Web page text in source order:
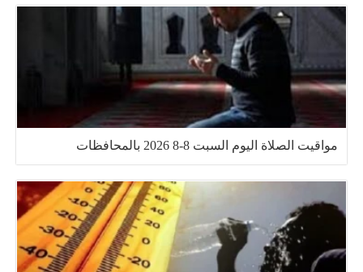
مواقيت الصلاة اليوم السبت 8-8 2026 بالمحافظات